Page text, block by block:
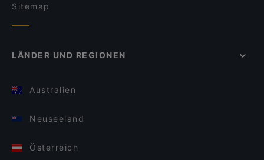
Sitemap
LÄNDER UND REGIONEN
Australien
Neuseeland
Österreich